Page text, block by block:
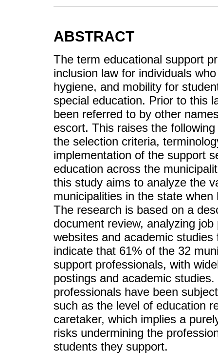
ABSTRACT
The term educational support
inclusion law for individuals
hygiene, and mobility for
special education. Prior to this
been referred to by other
escort. This raises the
the selection criteria,
implementation of the support
education across the
this study aims to analyze the
municipalities in the state
The research is based on a
document review, analyzing
websites and academic
indicate that 61% of the 32
support professionals, with
postings and academic
professionals have been
such as the level of education
caretaker, which implies a
risks undermining the
students they support.